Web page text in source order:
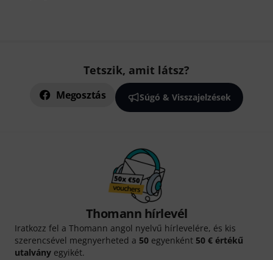
Tetszik, amit látsz?
Megosztás Súgó & Visszajelzések
Thomann hírlevél
Iratkozz fel a Thomann angol nyelvű hírlevelére, és kis
szerencsével megnyerheted a 50 egyenként 50 € értékű
utalvány egyikét.